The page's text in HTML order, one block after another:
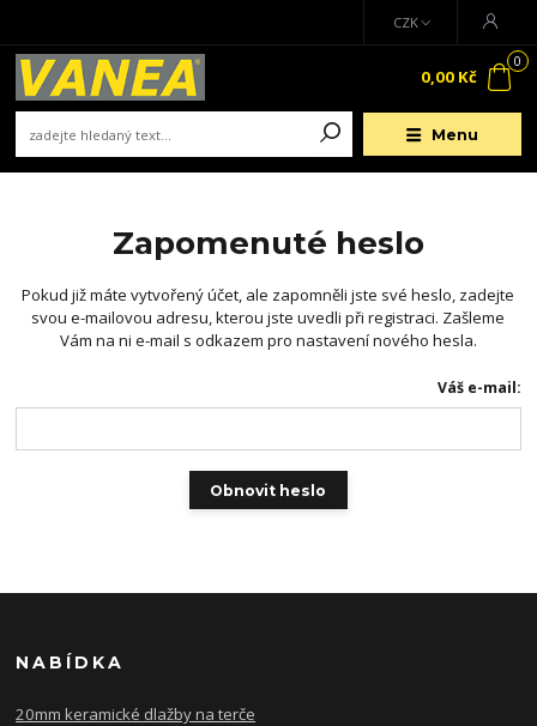
Menu
CZK
0
0,00 Kč
Zapomenuté heslo
Pokud již máte vytvořený účet, ale zapomněli jste své heslo, zadejte
svou e-mailovou adresu, kterou jste uvedli při registraci. Zašleme
Vám na ni e-mail s odkazem pro nastavení nového hesla.
Váš e-mail:
Obnovit heslo
NABÍDKA
20mm keramické dlažby na terče